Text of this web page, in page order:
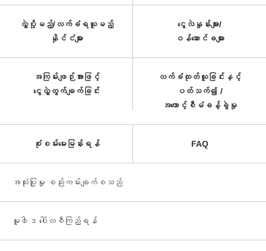
လွှဲပို့မည့်/လက်ခံရယူမည့်
နိုင်ငံများ
ငွေလဲနှုန်းများ/
ဝန်ဆောင်ခများ
အကြမ်းဖျဉ်းအားဖြင့်
ငွေလွှဲတွက်ချက်ခြင်း
လက်ခံထုတ်ယူခြင်းနှင့်
ပတ်သက်၍ /
အကောင့်စီမံခန့်ခွဲမှု
စုံစမ်းမေးမြန်းရန် FAQ
အသုံးပြုမှု စည်းကမ်းချက်စသည်
မူ၀ါဒ ပေါ်လစီကြည့်ရန်